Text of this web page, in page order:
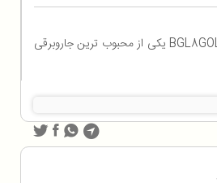
جاروبرقی بوش مدل BGL8GOLDIR یکی از محبوب ترین جاروبرقی